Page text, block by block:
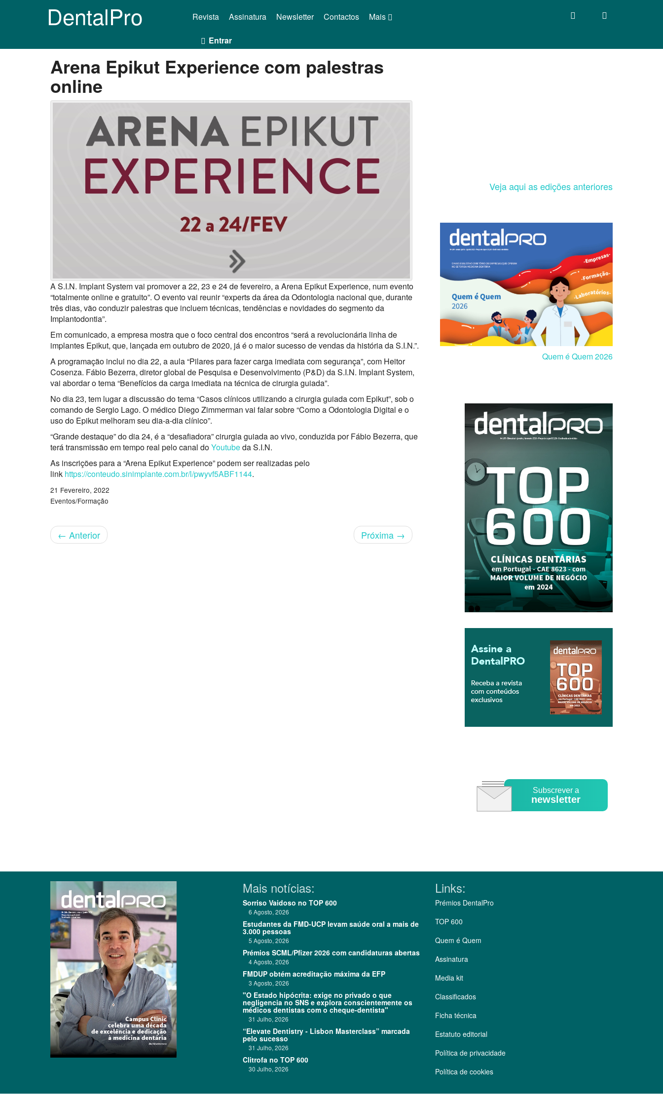
DentalPro Mais
Revista Assinatura Newsletter Contactos
Entrar
Arena Epikut Experience com palestras
online
A S.I.N. Implant System vai promover a 22, 23 e 24 de fevereiro, a Arena Epikut Experience, num evento
“totalmente online e gratuito”. O evento vai reunir “experts da área da Odontologia nacional que, durante
três dias, vão conduzir palestras que incluem técnicas, tendências e novidades do segmento da
Implantodontia”.
Em comunicado, a empresa mostra que o foco central dos encontros “será a revolucionária linha de
implantes Epikut, que, lançada em outubro de 2020, já é o maior sucesso de vendas da história da S.I.N.”.
A programação inclui no dia 22, a aula “Pilares para fazer carga imediata com segurança”, com Heitor
Cosenza. Fábio Bezerra, diretor global de Pesquisa e Desenvolvimento (P&D) da S.I.N. Implant System,
vai abordar o tema “Benefícios da carga imediata na técnica de cirurgia guiada”.
No dia 23, tem lugar a discussão do tema “Casos clínicos utilizando a cirurgia guiada com Epikut”, sob o
comando de Sergio Lago. O médico Diego Zimmerman vai falar sobre “Como a Odontologia Digital e o
uso do Epikut melhoram seu dia-a-dia clínico”.
“Grande destaque” do dia 24, é a “desafiadora” cirurgia guiada ao vivo, conduzida por Fábio Bezerra, que
terá transmissão em tempo real pelo canal doYoutubeda S.I.N.
As inscrições para a “Arena Epikut Experience” podem ser realizadas pelo
link https://conteudo.sinimplante.com.br/l/pwyvf5ABF1144.
21 Fevereiro, 2022
Eventos/Formação
← Anterior Próxima →
Veja aqui as edições anteriores
Quem é Quem 2026
Subscrever a
newsletter
Clique para ler
Mais notícias:
Sorriso Vaidoso no TOP 600
6 Agosto, 2026
Estudantes da FMD-UCP levam saúde oral a mais de
3.000 pessoas
5 Agosto, 2026
Prémios SCML/Pfizer 2026 com candidaturas abertas
4 Agosto, 2026
FMDUP obtém acreditação máxima da EFP
3 Agosto, 2026
"O Estado hipócrita: exige no privado o que
negligencia no SNS e explora conscientemente os
médicos dentistas com o cheque-dentista"
31 Julho, 2026
“Elevate Dentistry - Lisbon Masterclass” marcada
pelo sucesso
31 Julho, 2026
Clitrofa no TOP 600
30 Julho, 2026
Links:
Prémios DentalPro
TOP 600
Quem é Quem
Assinatura
Media kit
Classificados
Ficha técnica
Estatuto editorial
Política de privacidade
Política de cookies